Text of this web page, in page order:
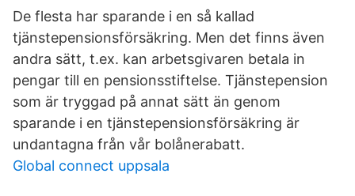
De flesta har sparande i en så kallad
tjänstepensionsförsäkring. Men det finns även
andra sätt, t.ex. kan arbetsgivaren betala in
pengar till en pensionsstiftelse. Tjänstepension
som är tryggad på annat sätt än genom
sparande i en tjänstepensionsförsäkring är
undantagna från vår bolånerabatt.
Global connect uppsala